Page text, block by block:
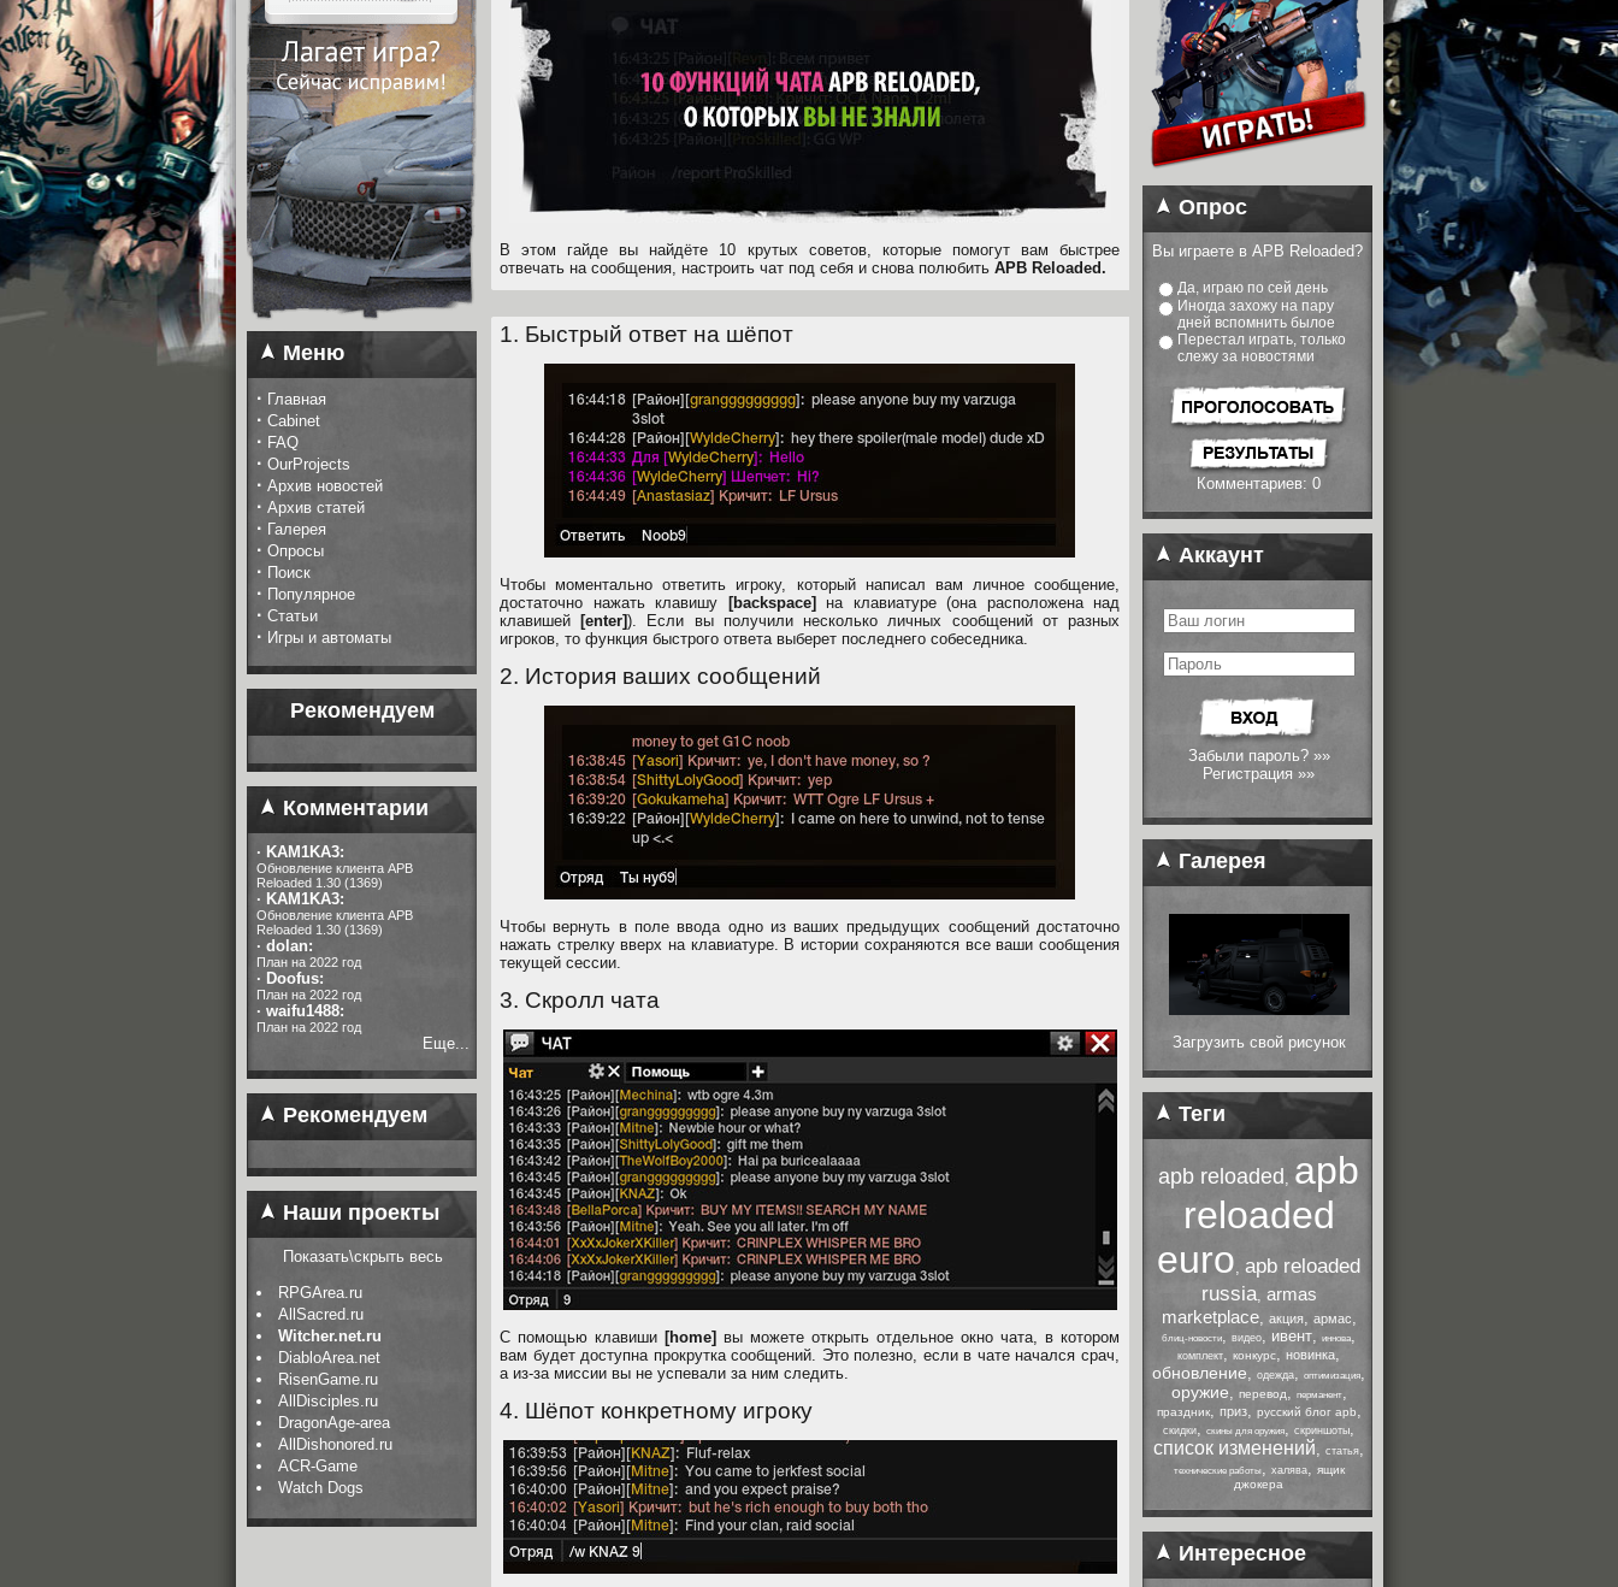
Меню
· Главная
· Cabinet
· FAQ
· OurProjects
· Архив новостей
· Архив статей
· Галерея
· Опросы
· Поиск
· Популярное
· Статьи
· Игры и автоматы
Рекомендуем
Комментарии
· KAM1KA3:
Обновление клиента APB
Reloaded 1.30 (1369)
· KAM1KA3:
Обновление клиента APB
Reloaded 1.30 (1369)
· dolan:
План на 2022 год
· Doofus:
План на 2022 год
· waifu1488:
План на 2022 год
Еще...
Рекомендуем
Наши проекты
Показать\скрыть весь
RPGArea.ru
AllSacred.ru
Witcher.net.ru
DiabloArea.net
RisenGame.ru
AllDisciples.ru
DragonAge-area
AllDishonored.ru
ACR-Game
Watch Dogs
В этом гайде вы найдёте 10 крутых советов, которые помогут вам быстрее
отвечать на сообщения, настроить чат под себя и снова полюбить APB Reloaded.
1. Быстрый ответ на шёпот
Чтобы моментально ответить игроку, который написал вам личное сообщение,
достаточно нажать клавишу
[backspace] на клавиатуре (она расположена над
клавишей
[enter]). Если вы получили несколько личных сообщений от разных
игроков, то функция быстрого ответа выберет последнего собеседника.
2. История ваших сообщений
Чтобы вернуть в поле ввода одно из ваших предыдущих сообщений достаточно
нажать стрелку вверх на клавиатуре. В истории сохраняются все ваши сообщения
текущей сессии.
3. Скролл чата
С помощью клавиши [home] вы можете открыть отдельное окно чата, в котором
вам будет доступна прокрутка сообщений. Это полезно, если в чате начался срач,
а из-за миссии вы не успевали за ним следить.
4. Шёпот конкретному игроку
Опрос
Вы играете в APB Reloaded?
Да, играю по сей день
Иногда захожу на пару
дней вспомнить былое
Перестал играть, только
слежу за новостями
Комментариев: 0
Аккаунт
Забыли пароль? »»
Регистрация »»
Галерея
Загрузить свой рисунок
Теги
apb reloaded , apb
reloaded
euro, apb reloaded
russia, armas
marketplace, акция, армас,
блиц-новости, видео, ивент, иннова,
комплект, конкурс, новинка,
обновление, одежда, оптимизация,
оружие, перевод, перманент,
праздник, приз, русский блог apb,
скидки, скины для оружия, скриншоты,
список изменений, статья,
технические работы, халява, ящик
джокера
Интересное